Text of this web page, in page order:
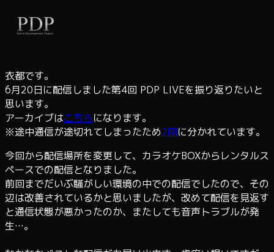
キ
ッ
プ
衣都です。
6月20日に配信しました第4回 PDP LIVEを振り返りたいと
思います。
アーカイブはこちらになります。
※途中通信が途切れてしまったため2回に分かれています。
今回から配信場所を変更して、カラオケBOXからレンタルス
ペースでの配信となりました。
前回までだいぶ騒がしい環境の中での配信でしたので、その
辺は改善されているかと思いましたが、改めて配信を見返す
と通信状態が悪かったのか、またしても音声トラブルが発
生…。